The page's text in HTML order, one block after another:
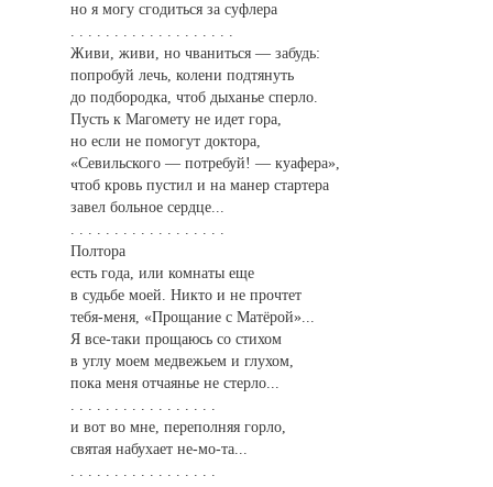
но я могу сгодиться за суфлера
. . . . . . . . . . . . . . . . . . .
Живи, живи, но чваниться — забудь:
попробуй лечь, колени подтянуть
до подбородка, чтоб дыханье сперло.
Пусть к Магомету не идет гора,
но если не помогут доктора,
«Севильского — потребуй! — куафера»,
чтоб кровь пустил и на манер стартера
завел больное сердце...
. . . . . . . . . . . . . . . . . .
Полтора
есть года, или комнаты еще
в судьбе моей. Никто и не прочтет
тебя-меня, «Прощание с Матёрой»...
Я все-таки прощаюсь со стихом
в углу моем медвежьем и глухом,
пока меня отчаянье не стерло...
. . . . . . . . . . . . . . . . .
и вот во мне, переполняя горло,
святая набухает не-мо-та...
. . . . . . . . . . . . . . . . .